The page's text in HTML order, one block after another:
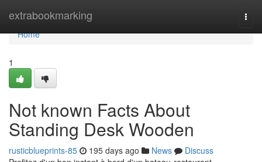
extrabookmarking
Home
Home
1
Not known Facts About
Standing Desk Wooden
rusticblueprints-85 195 days ago News
Discuss